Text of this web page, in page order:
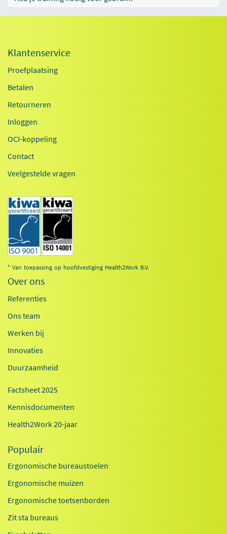
Klantenservice
Proefplaatsing
Betalen
Retourneren
Inloggen
OCI-koppeling
Contact
Veelgestelde vragen
* Van toepassing op hoofdvestiging Health2Work B.V.
Over ons
Referenties
Ons team
Werken bij
Innovaties
Duurzaamheid
Factsheet 2025
Kennisdocumenten
Health2Work 20-jaar
Populair
Ergonomische bureaustoelen
Ergonomische muizen
Ergonomische toetsenborden
Zit sta bureaus